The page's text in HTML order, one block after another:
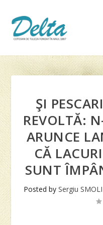
ŞI
REVOLTĂ:
ARUNCE
CĂ
SUNT
Posted by Sergiu